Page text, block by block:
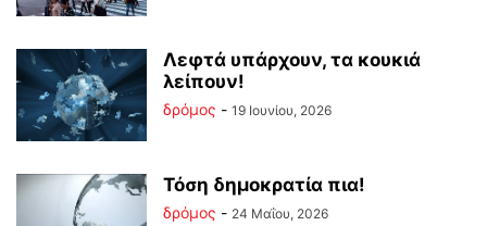
Λεφτά υπάρχουν, τα κουκιά
λείπουν!
δρόμος - 19 Ιουνίου, 2026
Τόση δημοκρατία πια!
δρόμος - 24 Μαΐου, 2026